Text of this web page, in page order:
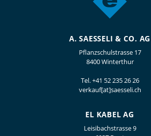
A. SAESSELI & CO. AG
Pflanzschulstrasse 17
8400 Winterthur
Tel.+41 52 235 26 26
verkauf[at]saesseli.ch
EL KABEL AG
Leisibachstrasse 9